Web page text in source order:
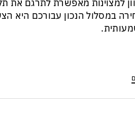
למצוינות מאפשרת לתרגם
במסלול הנכון עבורכם היא